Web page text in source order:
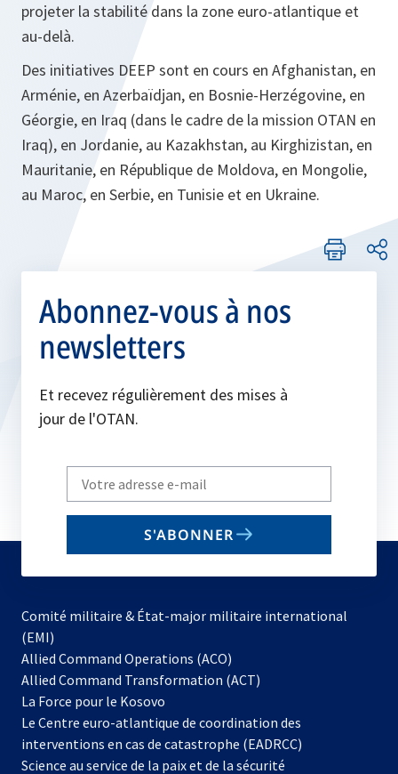
projeter la stabilité dans la zone euro-atlantique et
au-delà.
Des initiatives DEEP sont en cours en Afghanistan, en
Arménie, en Azerbaïdjan, en Bosnie-Herzégovine, en
Géorgie, en Iraq (dans le cadre de la mission OTAN en
Iraq), en Jordanie, au Kazakhstan, au Kirghizistan, en
Mauritanie, en République de Moldova, en Mongolie,
au Maroc, en Serbie, en Tunisie et en Ukraine.
Abonnez-vous à nos
newsletters
Et recevez régulièrement des mises à
jour de l'OTAN.
Write
your
email
S'ABONNER
Comité militaire & État-major militaire international
(EMI)
Allied Command Operations (ACO)
dans
nouvel
onglet
Allied Command Transformation (ACT)
La Force pour le Kosovo
dans
un
nouvel
Le Centre euro-atlantique de coordination des
interventions en cas de catastrophe (EADRCC)
Science au service de la paix et de la sécurité